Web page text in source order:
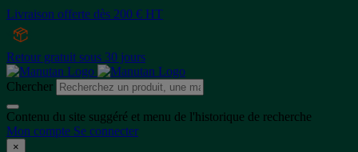
Livraison offerte dès 200 € HT
Retour gratuit sous 30 jours
Chercher
Contenu du site suggéré et menu de l'historique de recherche
Mon compte Se connecter
×